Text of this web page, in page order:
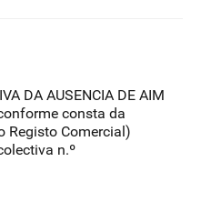
DA AUSENCIA DE AIM
consta da
Registo Comercial)
colectiva n.º